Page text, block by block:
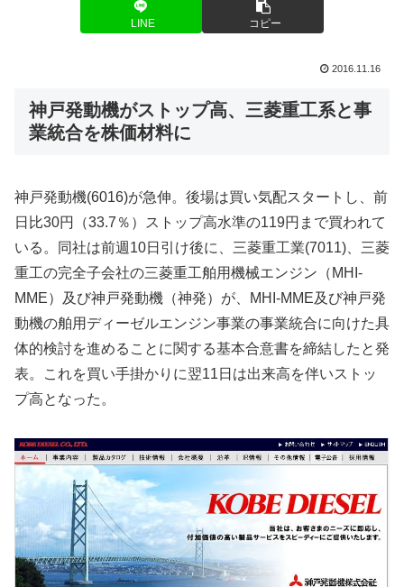
LINE コピー
2016.11.16
神戸発動機がストップ高、三菱重工系と事
業統合を株価材料に
神戸発動機(6016)が急伸。後場は買い気配スタートし、前
日比30円（33.7％）ストップ高水準の119円まで買われて
いる。同社は前週10日引け後に、三菱重工業(7011)、三菱
重工の完全子会社の三菱重工舶用機械エンジン（MHI-
MME）及び神戸発動機（神発）が、MHI-MME及び神戸発
動機の舶用ディーゼルエンジン事業の事業統合に向けた具
体的検討を進めることに関する基本合意書を締結したと発
表。これを買い手掛かりに翌11日は出来高を伴いストッ
プ高となった。